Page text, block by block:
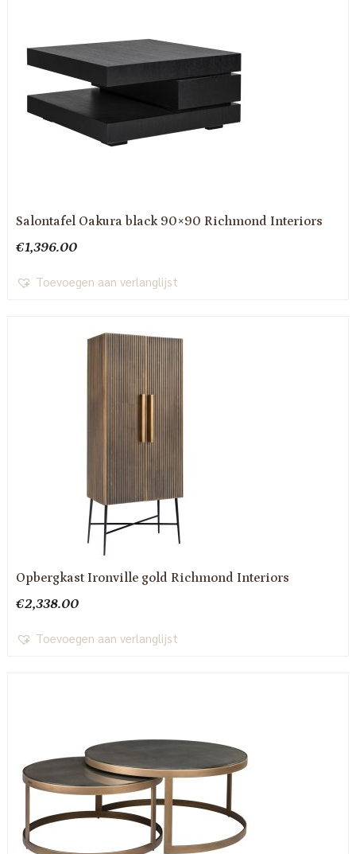
Salontafel Oakura black 90×90 Richmond Interiors
€1,396.00
Toevoegen aan verlanglijst
Opbergkast Ironville gold Richmond Interiors
€2,338.00
Toevoegen aan verlanglijst